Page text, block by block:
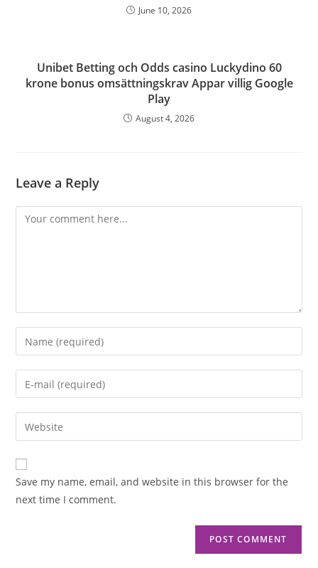
June 10, 2026
Unibet Betting och Odds casino Luckydino 60
krone bonus omsättningskrav Appar villig Google
Play
August 4, 2026
Leave a Reply
Save my name, email, and website in this browser for the
next time I comment.